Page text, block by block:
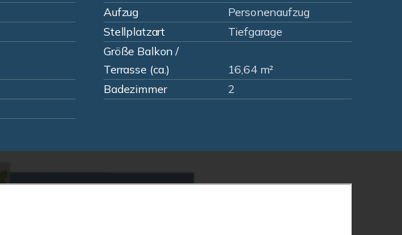
Aufzug
Personenaufzug
Stellplatzart Tiefgarage
Größe Balkon /
Terrasse (ca.)
16,64 m²
Badezimmer
2